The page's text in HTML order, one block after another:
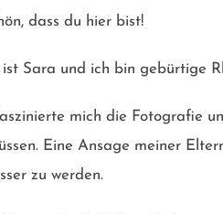
dass du hier bist!
Sara und ich bin gebürtige
mich die Fotografie
Eine Ansage meiner
zu werden.